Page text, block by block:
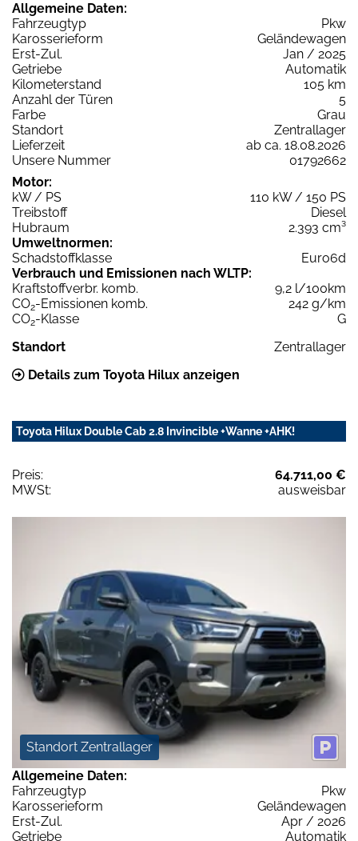
Allgemeine Daten:
Fahrzeugtyp
Pkw
Karosserieform
Geländewagen
Erst-Zul.
Jan / 2025
Getriebe
Automatik
Kilometerstand
105 km
Anzahl der Türen
5
Farbe
Grau
Standort
Zentrallager
Lieferzeit
ab ca. 18.08.2026
Unsere Nummer
01792662
Motor:
kW / PS
110 kW / 150 PS
Treibstoff
Diesel
Hubraum
2.393 cm³
Umweltnormen:
Schadstoffklasse
Euro6d
Verbrauch und Emissionen nach WLTP:
Kraftstoffverbr. komb.
9,2 l/100km
CO2-Emissionen komb.
242 g/km
CO2-Klasse
G
Standort
Zentrallager
Details zum Toyota Hilux anzeigen
Toyota Hilux Double Cab 2.8 Invincible +Wanne +AHK!
Preis:
64.711,00 €
MWSt:
ausweisbar
Standort Zentrallager
Allgemeine Daten:
Fahrzeugtyp
Pkw
Karosserieform
Geländewagen
Erst-Zul.
Apr / 2026
Getriebe
Automatik